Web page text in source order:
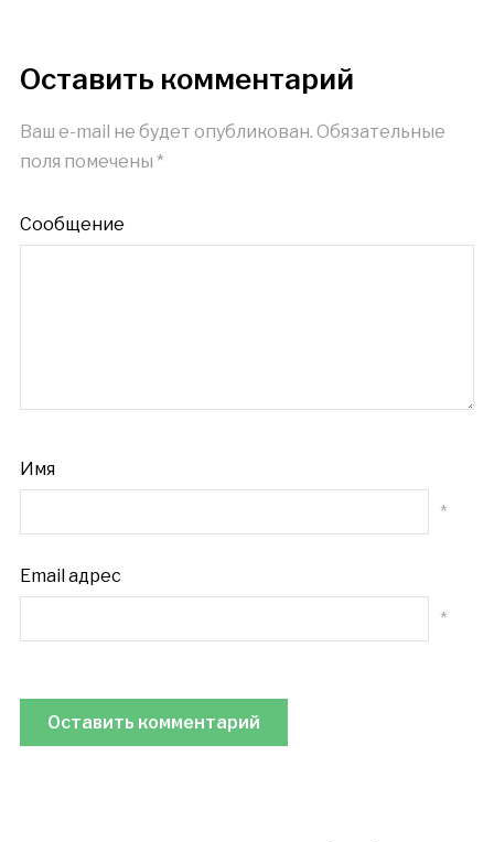
Оставить комментарий
Ваш e-mail не будет опубликован. Обязательные
поля помечены *
Сообщение
Имя
*
Email адрес
*